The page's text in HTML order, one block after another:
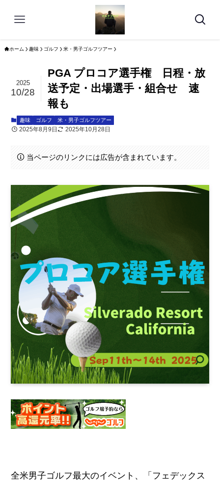
ホーム 趣味 ゴルフ 米・男子ゴルフツアー
PGA プロコア選手権 日程・放
送予定・出場選手・組合せ 速
報も
2025
10/28
趣味 ゴルフ 米・男子ゴルフツアー
2025年8月9日 2025年10月28日
当ページのリンクには広告が含まれています。
全米男子ゴルフ最大のイベント、「フェデックス